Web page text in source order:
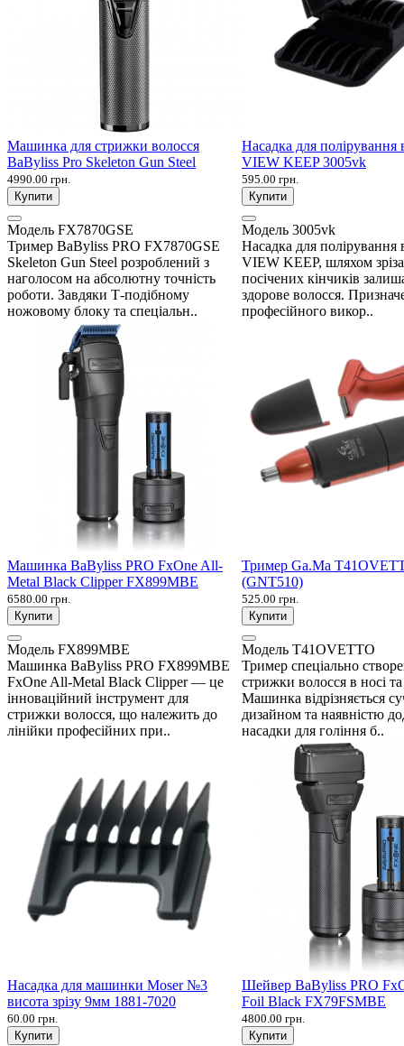
Машинка для стрижки волосся
BaByliss Pro Skeleton Gun Steel
4990.00 грн.
Купити
Модель FX7870GSE
Тример BaByliss PRO FX7870GSE
Skeleton Gun Steel розроблений з
наголосом на абсолютну точність
роботи. Завдяки Т-подібному
ножовому блоку та спеціальн..
Насадка для полірування
VIEW KEEP 3005vk
595.00 грн.
Купити
Модель 3005vk
Насадка для полірування
VIEW KEEP, шляхом
посічених кінчиків
здорове волосся.
професійного викор..
Машинка BaByliss PRO FxOne All-
Metal Black Clipper FX899MBE
6580.00 грн.
Купити
Модель FX899MBE
Машинка BaByliss PRO FX899MBE
FxOne All-Metal Black Clipper — це
інноваційний інструмент для
стрижки волосся, що належить до
лінійки професійних при..
Тример Ga.Ma
(GNT510)
525.00 грн.
Купити
Модель T41OVETTO
Тример спеціально
стрижки волосся в носі
Машинка відрізняється
дизайном та наявністю
насадки для гоління б..
Насадка для машинки Moser №3
висота зрізу 9мм 1881-7020
60.00 грн.
Купити
Шейвер BaByliss PRO
Foil Black FX79FSMBE
4800.00 грн.
Купити